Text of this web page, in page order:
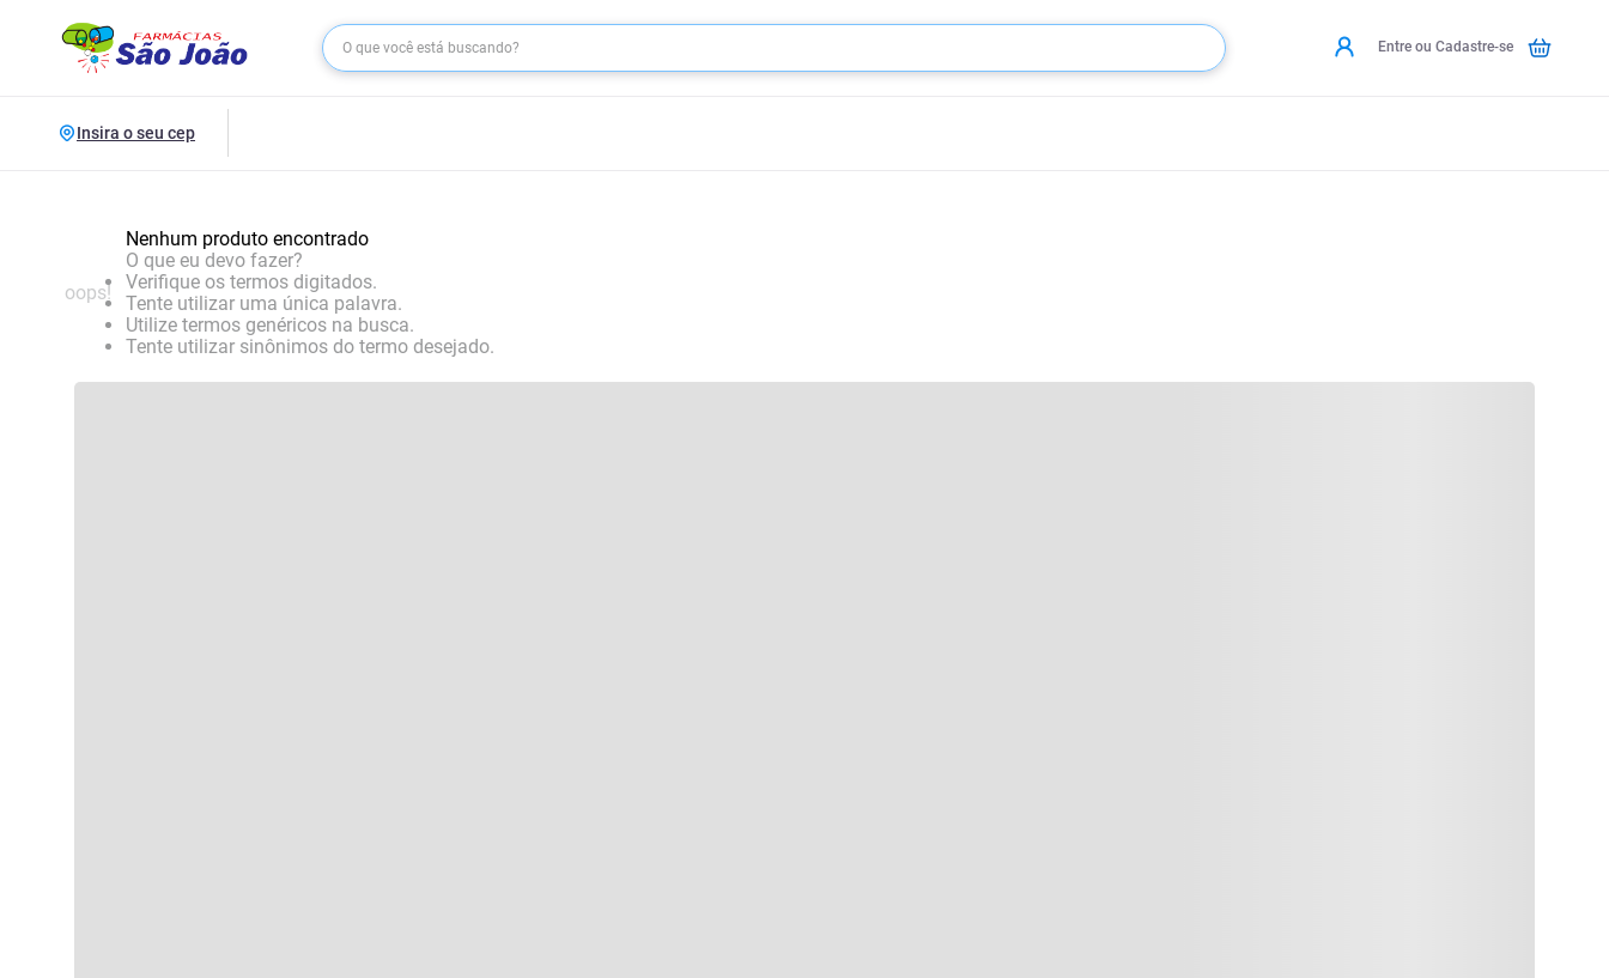
Entre ou Cadastre-se
Insira o seu cep
oops!
Nenhum produto encontrado
O que eu devo fazer?
Verifique os termos digitados.
Tente utilizar uma única palavra.
Utilize termos genéricos na busca.
Tente utilizar sinônimos do termo desejado.